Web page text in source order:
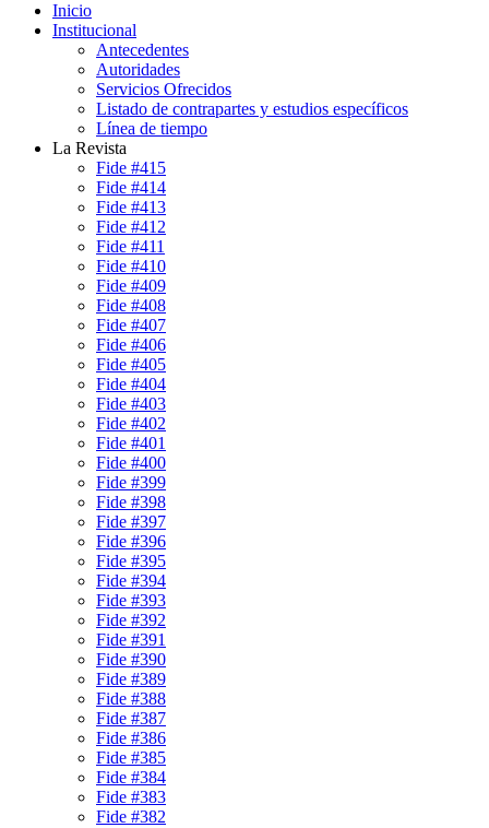
Inicio
Institucional
Antecedentes
Autoridades
Servicios Ofrecidos
Listado de contrapartes y estudios específicos
Línea de tiempo
La Revista
Fide #415
Fide #414
Fide #413
Fide #412
Fide #411
Fide #410
Fide #409
Fide #408
Fide #407
Fide #406
Fide #405
Fide #404
Fide #403
Fide #402
Fide #401
Fide #400
Fide #399
Fide #398
Fide #397
Fide #396
Fide #395
Fide #394
Fide #393
Fide #392
Fide #391
Fide #390
Fide #389
Fide #388
Fide #387
Fide #386
Fide #385
Fide #384
Fide #383
Fide #382